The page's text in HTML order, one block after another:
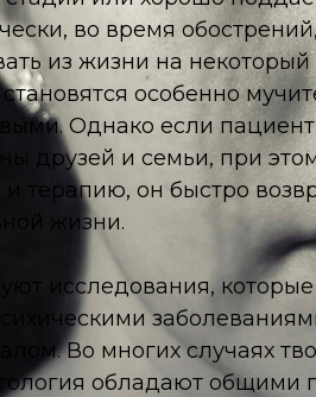
во время
из жизни на некоторый
становятся особенно
Однако если пациент
друзей и семьи, при
и терапию, он быстро
жизни.
исследования,
Во многих случаях
обладают общими